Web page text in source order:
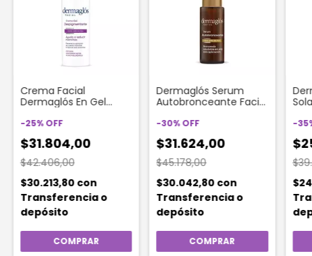
Crema Facial
Dermaglós En Gel
G
-25%OFF
$31.804,00
$42.406,00
$30.213,80 con
Transferencia o
depósito
Dermaglós Serum
Autobronceante Facial
-30%OFF
$31.624,00
$45.178,00
$30.042,80 con
Transferencia o
depósito
-35